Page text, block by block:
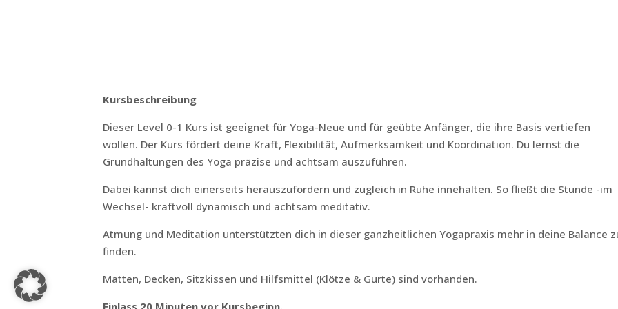
Kursbeschreibung
Dieser Level 0-1 Kurs ist geeignet für Yoga-Neue und für geübte Anfänger, die ihre Basis vertiefen
wollen. Der Kurs fördert deine Kraft, Flexibilität, Aufmerksamkeit und Koordination. Du lernst die
Grundhaltungen des Yoga präzise und achtsam auszuführen.
Dabei kannst dich einerseits herauszufordern und zugleich in Ruhe innehalten. So fließt die Stunde -im
Wechsel- kraftvoll dynamisch und achtsam meditativ.
Atmung und Meditation unterstützten dich in dieser ganzheitlichen Yogapraxis mehr in deine Balance
finden.
Matten, Decken, Sitzkissen und Hilfsmittel (Klötze & Gurte) sind vorhanden.
Einlass 20 Minuten vor Kursbeginn.